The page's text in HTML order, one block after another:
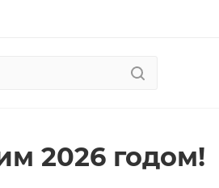
2026 годом!